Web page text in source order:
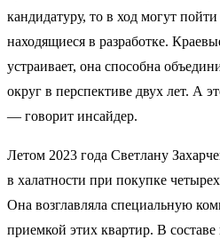
кандидатуру, то в ход могут
находящиеся в разработке.
устраивает, она способна
округ в перспективе двух лет. А
— говорит инсайдер.
Летом 2023 года Светлану
в халатности при покупке
Она возглавляла специальную
приемкой этих квартир. В